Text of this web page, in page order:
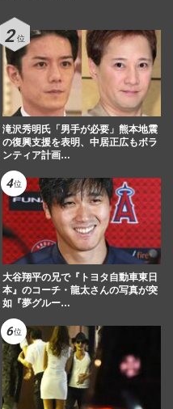
滝沢秀明氏「男手が必要」熊本地震
の復興支援を表明、中居正広もボラ
ンティア計画…
大谷翔平の兄で『トヨタ自動車東日
本』のコーチ・龍太さんの写真が突
如『夢グルー…